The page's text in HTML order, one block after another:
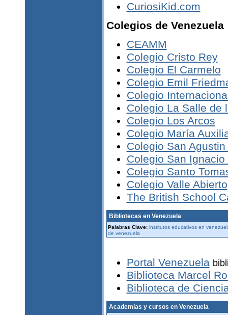
CuriosiKid.com
Colegios de Venezuela
CEAMM
Colegio Cristo Rey
Colegio El Carmelo
Colegio Emil
Colegio
Colegio La Salle de
Colegio Los Arcos
Colegio María
Colegio San
Colegio San
Colegio Santo
Colegio Valle Abierto
The British School
Bibliotecas en Venezuela
Palabras Clave: institutos educativos en
de venezuela
Portal Venezuela
Biblioteca Marcel
Biblioteca de
Academias y cursos en Venezuela